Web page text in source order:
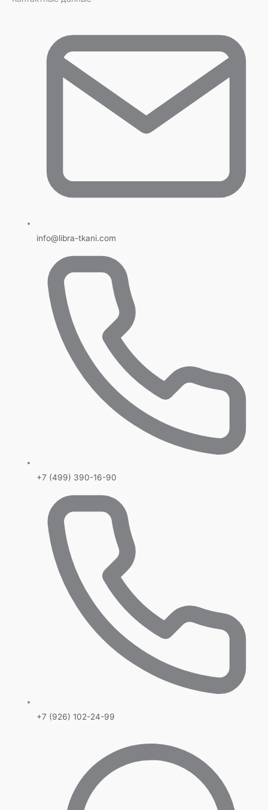
info@libra-tkani.com
+7 (499) 390-16-90
+7 (926) 102-24-99